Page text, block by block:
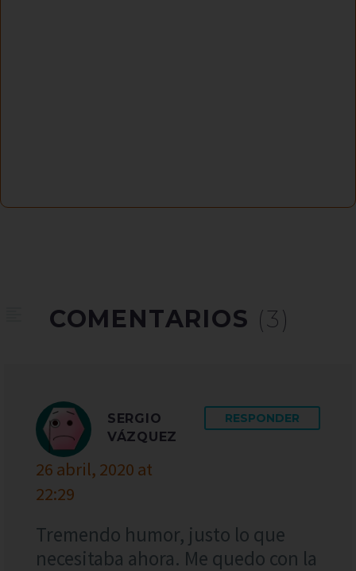
COMENTARIOS (3)
SERGIO
VÁZQUEZ
26 abril, 2020 at
22:29
RESPONDER
Tremendo humor, justo lo que
necesitaba ahora. Me quedo con la